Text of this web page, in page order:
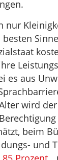
nur
Sinne
es aus
wird
beim
und